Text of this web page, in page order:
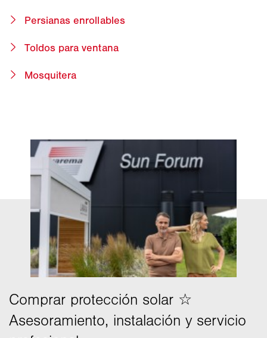
Persianas enrollables
Toldos para ventana
Mosquitera